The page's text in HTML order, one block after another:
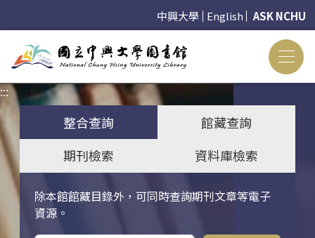
中興大學 English ASK NCHU
:::
整合查詢
館藏查詢
期刊檢索
資料庫檢索
除本館館藏目錄外，可同時查詢期刊文章等電子
資源。
關鍵字搜尋